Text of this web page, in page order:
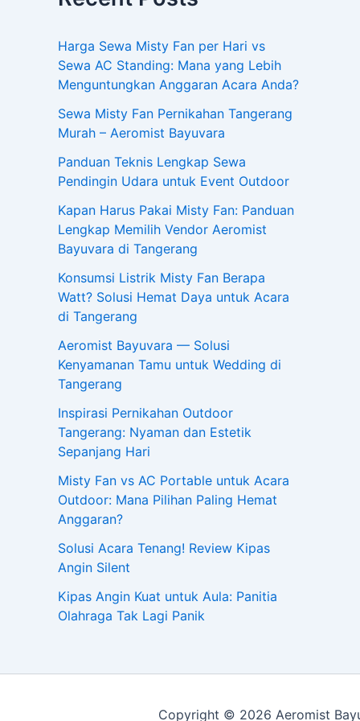
Harga Sewa Misty Fan per Hari vs
Sewa AC Standing: Mana yang Lebih
Menguntungkan Anggaran Acara Anda?
Sewa Misty Fan Pernikahan Tangerang
Murah – Aeromist Bayuvara
Panduan Teknis Lengkap Sewa
Pendingin Udara untuk Event Outdoor
Kapan Harus Pakai Misty Fan: Panduan
Lengkap Memilih Vendor Aeromist
Bayuvara di Tangerang
Konsumsi Listrik Misty Fan Berapa
Watt? Solusi Hemat Daya untuk Acara
di Tangerang
Aeromist Bayuvara — Solusi
Kenyamanan Tamu untuk Wedding di
Tangerang
Inspirasi Pernikahan Outdoor
Tangerang: Nyaman dan Estetik
Sepanjang Hari
Misty Fan vs AC Portable untuk Acara
Outdoor: Mana Pilihan Paling Hemat
Anggaran?
Solusi Acara Tenang! Review Kipas
Angin Silent
Kipas Angin Kuat untuk Aula: Panitia
Olahraga Tak Lagi Panik
Copyright © 2026 Aeromist